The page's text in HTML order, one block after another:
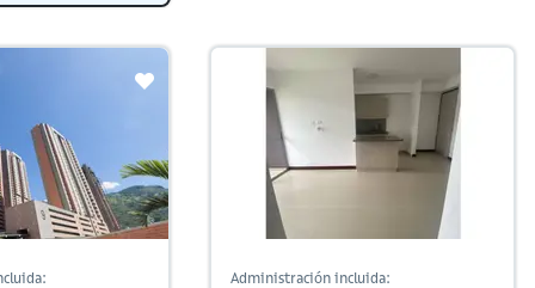
Administración incluida: